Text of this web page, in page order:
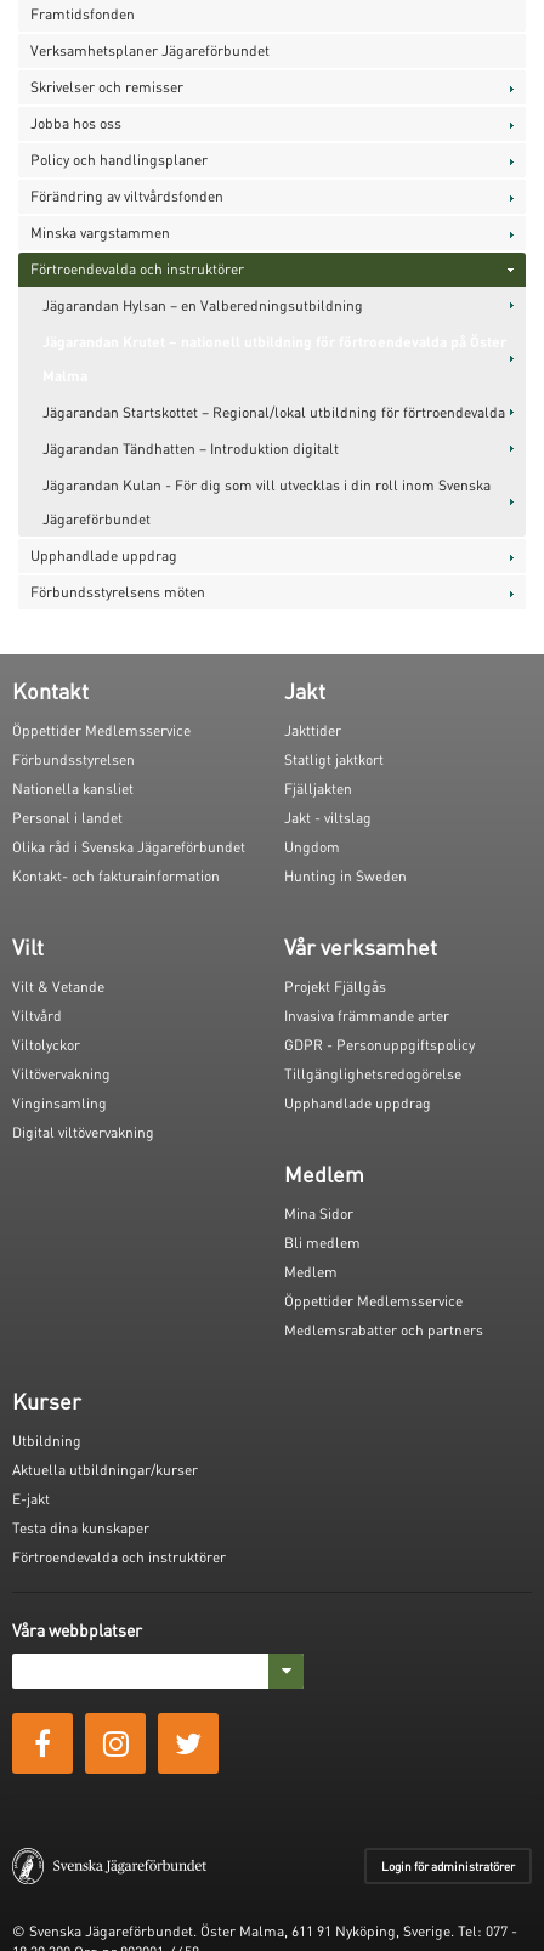
Framtidsfonden
Verksamhetsplaner Jägareförbundet
Skrivelser och remisser
Jobba hos oss
Policy och handlingsplaner
Förändring av viltvårdsfonden
Minska vargstammen
Förtroendevalda och instruktörer
Jägarandan Hylsan – en Valberedningsutbildning
Jägarandan Startskottet – Regional/lokal utbildning för förtroendevalda
Jägarandan Tändhatten – Introduktion digitalt
Jägarandan Kulan - För dig som vill utvecklas i din roll inom Svenska
Jägareförbundet
Upphandlade uppdrag
Förbundsstyrelsens möten
Kontakt
Öppettider Medlemsservice
Förbundsstyrelsen
Nationella kansliet
Personal i landet
Olika råd i Svenska Jägareförbundet
Kontakt- och fakturainformation
Jakt
Jakttider
Statligt jaktkort
Fjälljakten
Jakt - viltslag
Ungdom
Hunting in Sweden
Vilt
Vilt & Vetande
Viltvård
Viltolyckor
Viltövervakning
Vinginsamling
Digital viltövervakning
Vår verksamhet
Projekt Fjällgås
Invasiva främmande arter
GDPR - Personuppgiftspolicy
Tillgänglighetsredogörelse
Upphandlade uppdrag
Medlem
Mina Sidor
Bli medlem
Medlem
Öppettider Medlemsservice
Medlemsrabatter och partners
Kurser
Utbildning
Aktuella utbildningar/kurser
E-jakt
Testa dina kunskaper
Förtroendevalda och instruktörer
Våra webbplatser
Login för administratörer
© Svenska Jägareförbundet. Öster Malma, 611 91 Nyköping, Sverige. Tel: 077 -